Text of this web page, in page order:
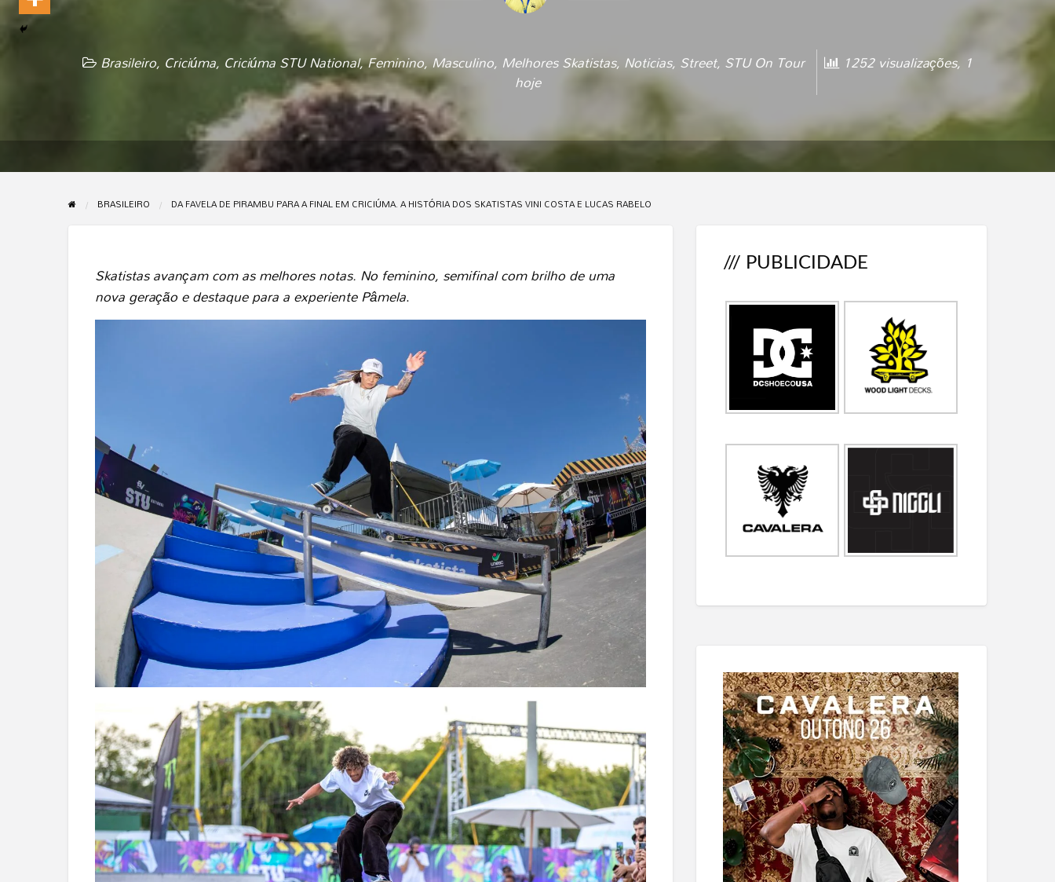
Brasileiro, Criciúma, Criciúma STU National,Feminino,Masculino, Melhores Skatistas, Noticias, Street, STU On Tour 1252 visualizações, 1
hoje
BRASILEIRO DA FAVELA DE PIRAMBU PARA A FINAL EM CRICIÚMA. A HISTÓRIA DOS SKATISTAS VINI COSTA E LUCAS RABELO
Skatistas avançam com as melhores notas. No feminino, semifinal com brilho de uma
nova geração e destaque para a experiente Pâmela.
/// PUBLICIDADE